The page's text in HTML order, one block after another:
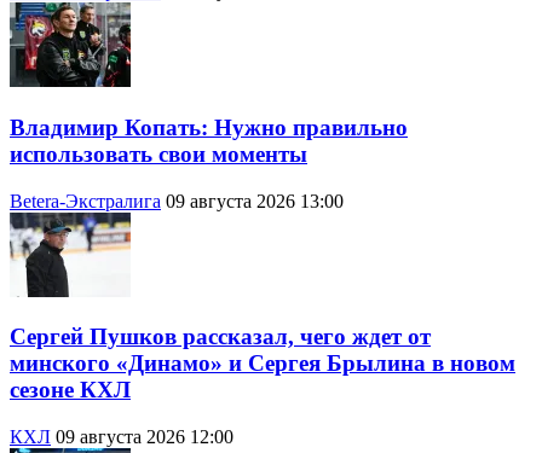
Владимир Копать: Нужно правильно
использовать свои моменты
Betera-Экстралига 09 августа 2026 13:00
Сергей Пушков рассказал, чего ждет от
минского «Динамо» и Сергея Брылина в новом
сезоне КХЛ
КХЛ 09 августа 2026 12:00